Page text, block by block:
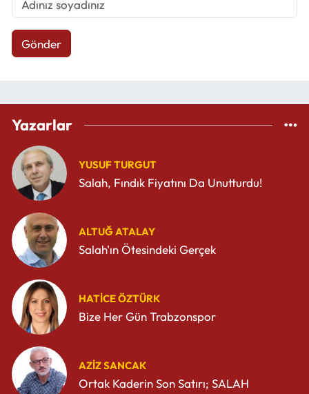
Gönder
Yazarlar
YUSUF TURGUT
Salah, Fındık Fiyatını Da Unutturdu!
ALTUĞ ATALAY
Salah'ın Ötesindeki Gerçek
HATICE ÖZTÜRK
Bize Her Gün Trabzonspor
AZIZ SANCAK
Ortak Kaderin Son Satırı; SALAH